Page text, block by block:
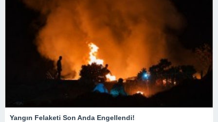
Yangın Felaketi Son Anda Engellendi!